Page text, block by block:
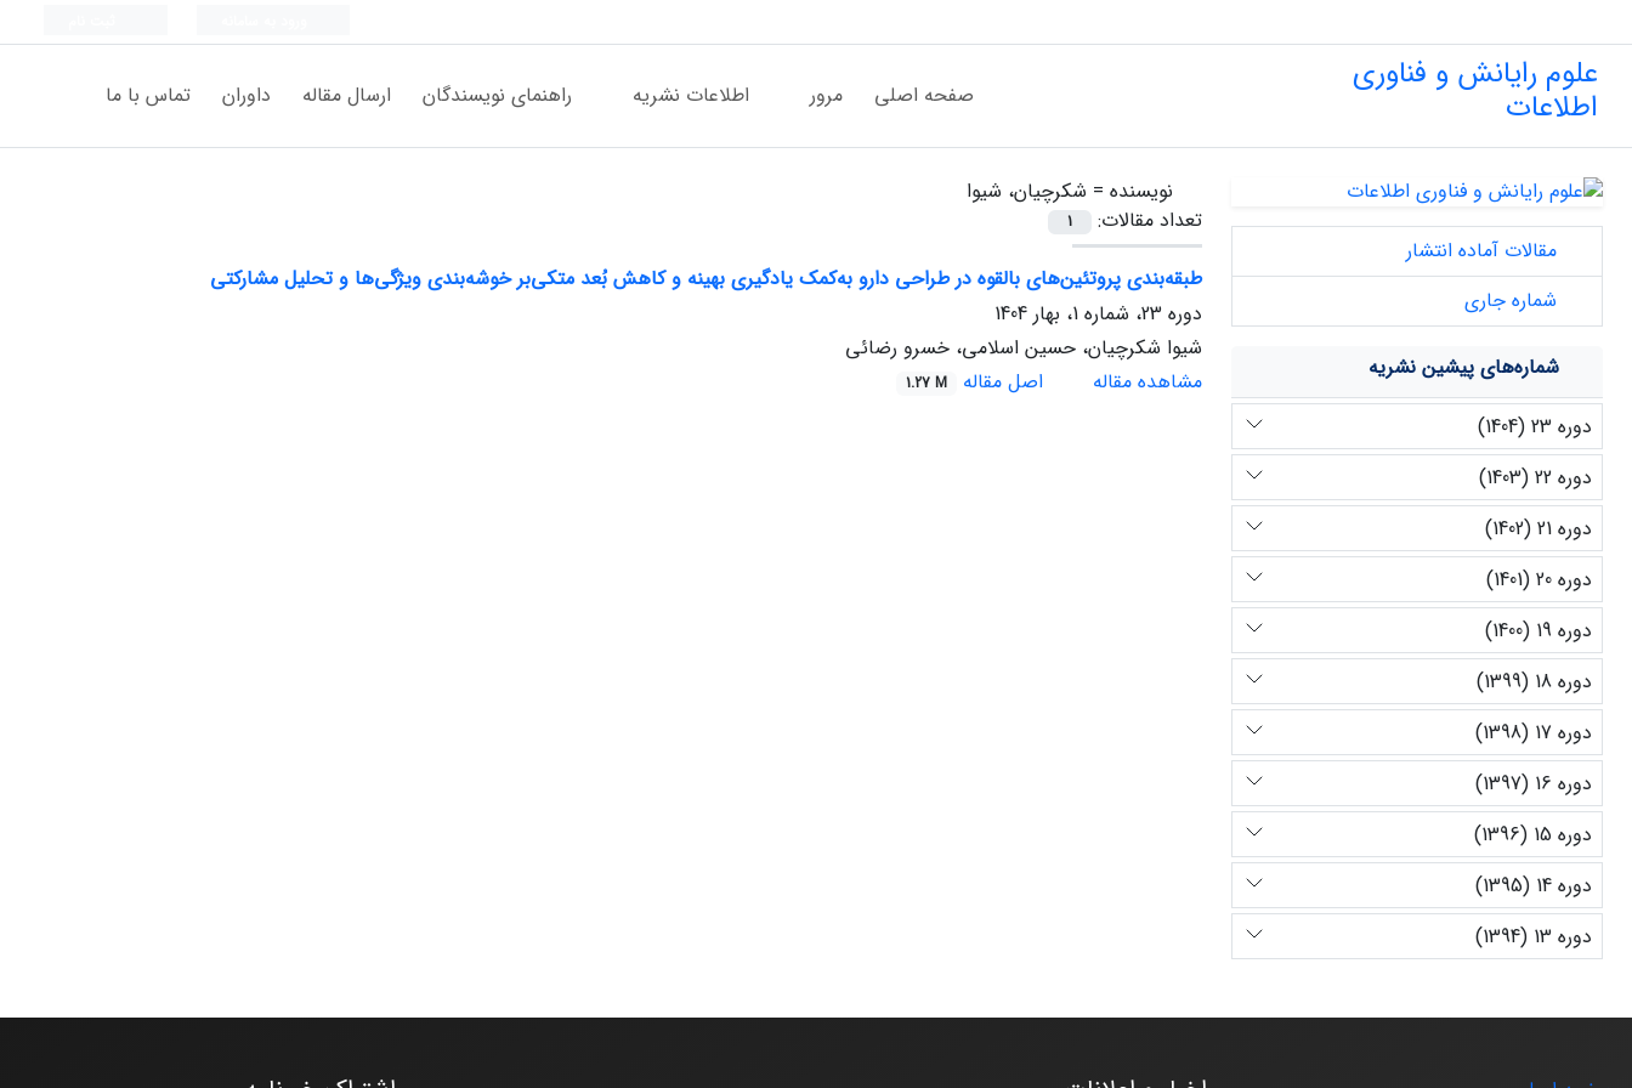
علوم رایانش و فناوری
اطلاعات صفحه اصلی مرور اطلاعات نشریه راهنمای نویسندگان ارسال مقاله داوران تماس با ما
نویسنده = شکرچیان، شیوا
تعداد مقالات:
1
طبقه‌بندی پروتئین‌های بالقوه در طراحی دارو به‌کمک یادگیری بهینه و کاهش بُعد متکی‌بر خوشه‌بندی ویژگی‌ها و تحلیل مشارکتی
دوره 23، شماره 1، بهار 1404
شیوا شکرچیان، حسین اسلامی، خسرو رضائی
مشاهده مقاله
اصل مقاله 1.27 M
مقالات آماده انتشار
شماره جاری
شماره‌های پیشین نشریه
دوره 23 (1404)
دوره 22 (1403)
دوره 21 (1402)
دوره 20 (1401)
دوره 19 (1400)
دوره 18 (1399)
دوره 17 (1398)
دوره 16 (1397)
دوره 15 (1396)
دوره 14 (1395)
دوره 13 (1394)